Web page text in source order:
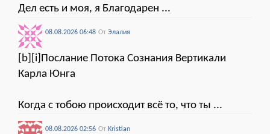
Дел есть и моя, я Благодарен ...
08.08.2026 06:48 От Элалия
[b][i]Послание Потока Сознания Вертикали
Карла Юнга
Когда с тобою происходит всё то, что ты ...
08.08.2026 02:56 От Kristian